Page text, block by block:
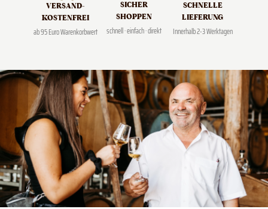
VERSAND­
KOSTENFREI
ab 95 Euro Warenkorbwert
SICHER
SHOPPEN
schnell · einfach · direkt
SCHNELLE
LIEFERUNG
Innerhalb 2-3 Werktagen